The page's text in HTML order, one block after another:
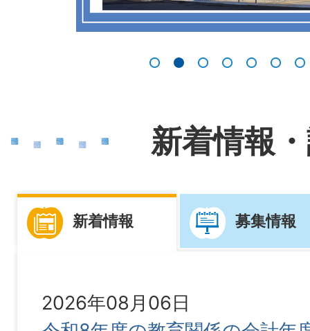
1枚目のスライドを表示
2枚目のスライドを表示
3枚目のスライドを表示
4枚目のスライド
5枚目のスラ
6枚目
新着情報
新着情報
2026年08月06日
募集情報